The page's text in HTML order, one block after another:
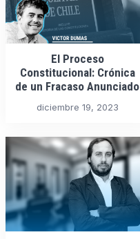
El Proceso
Constitucional: Crónica
de un Fracaso Anunciado
diciembre 19, 2023